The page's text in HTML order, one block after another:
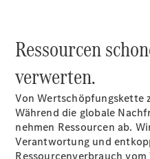
Ressourcen
verwerten.
Von Wertschöpfungskette
Während die globale
nehmen Ressourcen ab.
Verantwortung und
Ressourcenverbrauch